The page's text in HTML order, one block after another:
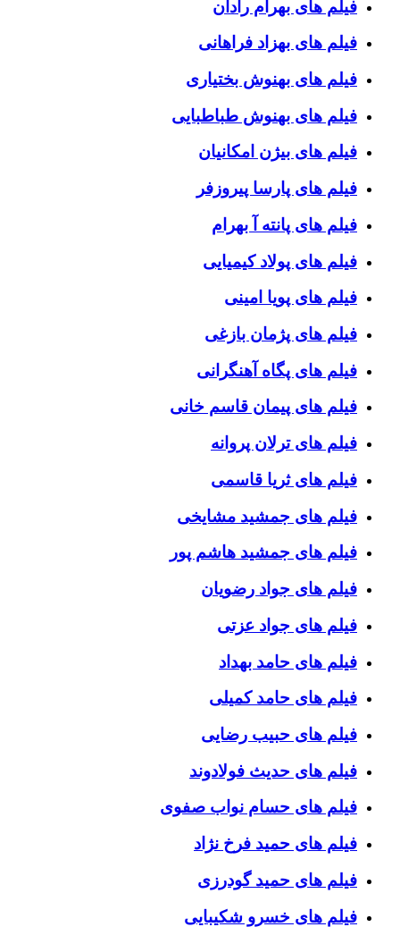
فیلم های بهرام رادان
فیلم های بهزاد فراهانی
فیلم های بهنوش بختیاری
فیلم های بهنوش طباطبایی
فیلم های بیژن امکانیان
فیلم های پارسا پیروزفر
فیلم های پانته آ بهرام
فیلم های پولاد کیمیایی
فیلم های پویا امینی
فیلم های پژمان بازغی
فیلم های پگاه آهنگرانی
فیلم های پیمان قاسم خانی
فیلم های ترلان پروانه
فیلم های ثریا قاسمی
فیلم های جمشید مشایخی
فیلم های جمشید هاشم پور
فیلم های جواد رضویان
فیلم های جواد عزتی
فیلم های حامد بهداد
فیلم های حامد کمیلی
فیلم های حبیب رضایی
فیلم های حدیث فولادوند
فیلم های حسام نواب صفوی
فیلم های حمید فرخ نژاد
فیلم های حمید گودرزی
فیلم های خسرو شکیبایی